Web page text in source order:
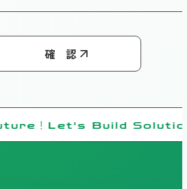
確 認
！Let's Build